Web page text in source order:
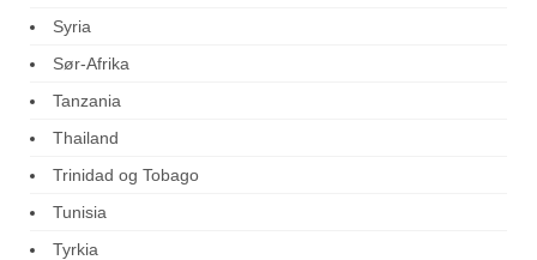
Syria
Sør-Afrika
Tanzania
Thailand
Trinidad og Tobago
Tunisia
Tyrkia